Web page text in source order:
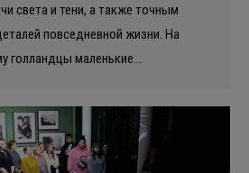
света и тени, а также точным
повседневной жизни. На
голландцы маленькие…